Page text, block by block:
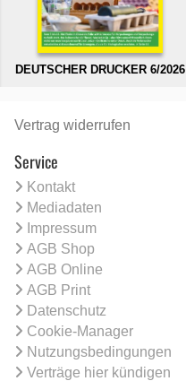
DEUTSCHER DRUCKER 6/2026
Vertrag widerrufen
Service
Kontakt
Mediadaten
Impressum
AGB Shop
AGB Online
AGB Print
Datenschutz
Cookie-Manager
Nutzungsbedingungen
Verträge hier kündigen